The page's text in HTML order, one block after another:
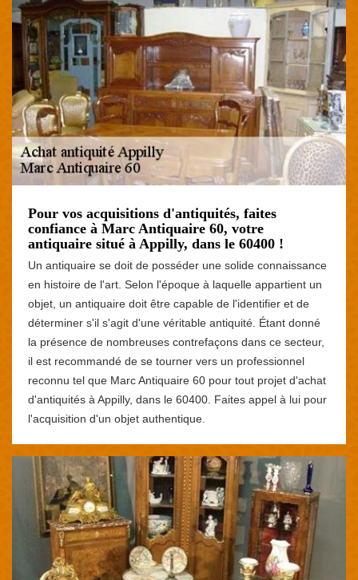
Pour vos acquisitions d'antiquités, faites
confiance à Marc Antiquaire 60, votre
antiquaire situé à Appilly, dans le 60400 !
Un antiquaire se doit de posséder une solide connaissance
en histoire de l'art. Selon l'époque à laquelle appartient un
objet, un antiquaire doit être capable de l'identifier et de
déterminer s'il s'agit d'une véritable antiquité. Étant donné
la présence de nombreuses contrefaçons dans ce secteur,
il est recommandé de se tourner vers un professionnel
reconnu tel que Marc Antiquaire 60 pour tout projet d'achat
d'antiquités à Appilly, dans le 60400. Faites appel à lui pour
l'acquisition d'un objet authentique.